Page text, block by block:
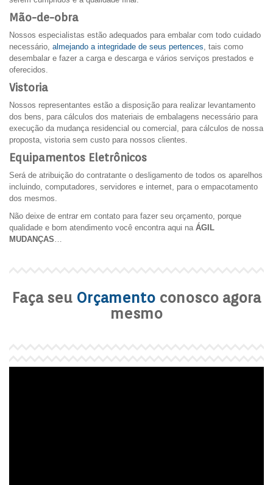
Mão-de-obra
Nossos especialistas estão adequados para embalar com todo cuidado
necessário, almejando a integridade de seus pertences, tais como
desembalar e fazer a carga e descarga e vários serviços prestados e
oferecidos.
Vistoria
Nossos representantes estão a disposição para realizar levantamento
dos bens, para cálculos dos materiais de embalagens necessário para
execução da mudança residencial ou comercial, para cálculos de nossa
proposta, vistoria sem custo para nossos clientes.
Equipamentos Eletrônicos
Será de atribuição do contratante o desligamento de todos os aparelhos
incluindo, computadores, servidores e internet, para o empacotamento
dos mesmos.
Não deixe de entrar em contato para fazer seu orçamento, porque
qualidade e bom atendimento você encontra aqui na ÁGIL
MUDANÇAS…
Faça seu Orçamento conosco agora
mesmo